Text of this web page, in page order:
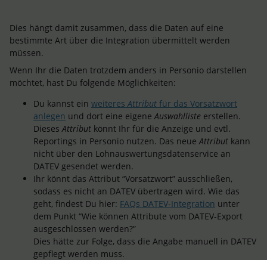
Dies hängt damit zusammen, dass die Daten auf eine
bestimmte Art über die Integration übermittelt werden
müssen.
Wenn Ihr die Daten trotzdem anders in Personio darstellen
möchtet, hast Du folgende Möglichkeiten:
Du kannst ein weiteresAttribut für das Vorsatzwort
anlegen und dort eine eigeneAuswahlliste erstellen.
DiesesAttribut könnt Ihr für die Anzeige und evtl.
Reportings in Personio nutzen. Das neueAttribut kann
nicht über den Lohnauswertungsdatenservice an
DATEV gesendet werden.
Ihr könnt das Attribut “Vorsatzwort” ausschließen,
sodass es nicht an DATEV übertragen wird. Wie das
geht, findest Du hier: FAQs DATEV-Integration unter
dem Punkt “Wie können Attribute vom DATEV-Export
ausgeschlossen werden?”
Dies hätte zur Folge, dass die Angabe manuell in DATEV
gepflegt werden muss.